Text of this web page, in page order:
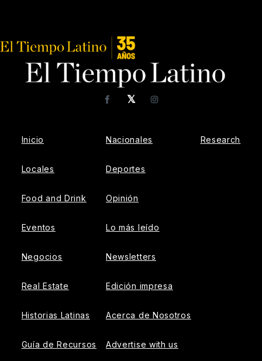
𝕏
FacebookInstagram
Inicio
Locales
Food and Drink
Eventos
Negocios
Real Estate
Historias Latinas
Guía de Recursos
Nacionales
Deportes
Opinión
Lo más leído
Newsletters
Edición impresa
Acerca de Nosotros
Advertise with us
Research